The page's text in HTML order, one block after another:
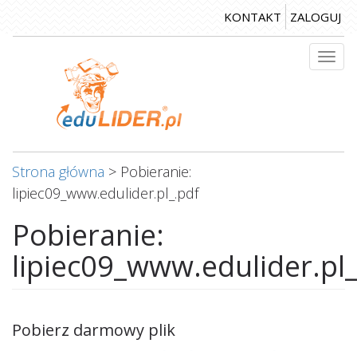
do
KONTAKT ZALOGUJ
Strona główna > Pobieranie:
lipiec09_www.edulider.pl_.pdf
Pobieranie:
Pobierz darmowy plik